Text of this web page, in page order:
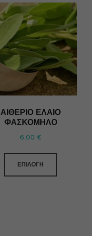
ΑΙΘΈΡΙΟ ΈΛΑΙΟ
ΦΑΣΚΌΜΗΛΟ
6,00 €
ΕΠΙΛΟΓΉ